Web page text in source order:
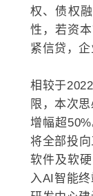
权、债权
性，若资
紧信贷，
相较于
限，本次
增幅超
将全部投
软件及软
入AI智能